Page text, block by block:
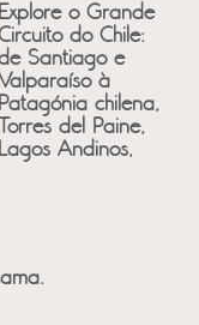
Explore o Grande
do Chile:
Santiago e
à
Patagónia chilena,
Torres del Paine,
Lagos Andinos,